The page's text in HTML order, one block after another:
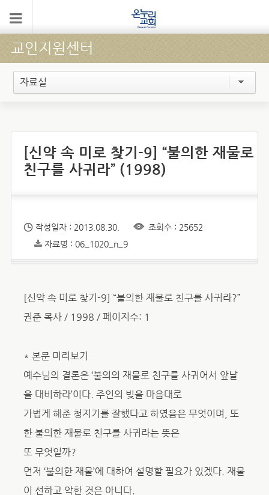
교인지원센터
자료실
[신약 속 미로 찾기-9] “불의한 재물로
친구를 사귀라” (1998)
작성일자 : 2013.08.30.
조회수 : 25652
자료명 : 06_1020_n_9
[신약 속 미로 찾기-9] “불의한 재물로 친구를 사귀라?”
권준 목사 / 1998 / 페이지수: 1
* 본문 미리보기
예수님의 결론은 ‘불의의 재물로 친구를 사귀어서 앞날
을 대비하라’이다. 주인의 빚을 마음대로
가볍게 해준 청지기를 잘했다고 하였음은 무엇이며, 또
한 불의한 재물로 친구를 사귀라는 뜻은
또 무엇일까?
먼저 ‘불의한 재물’에 대하여 설명할 필요가 있겠다. 재물
이 선하고 악한 것은 아니다.